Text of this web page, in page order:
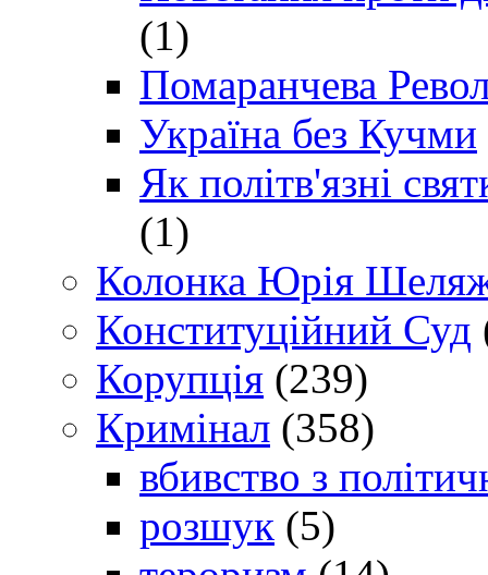
(1)
Помаранчева
Україна без Кучми
Як політв'язні
(1)
Колонка Юрія
Конституційний Суд
Корупція (239)
Кримінал (358)
вбивство з
розшук (5)